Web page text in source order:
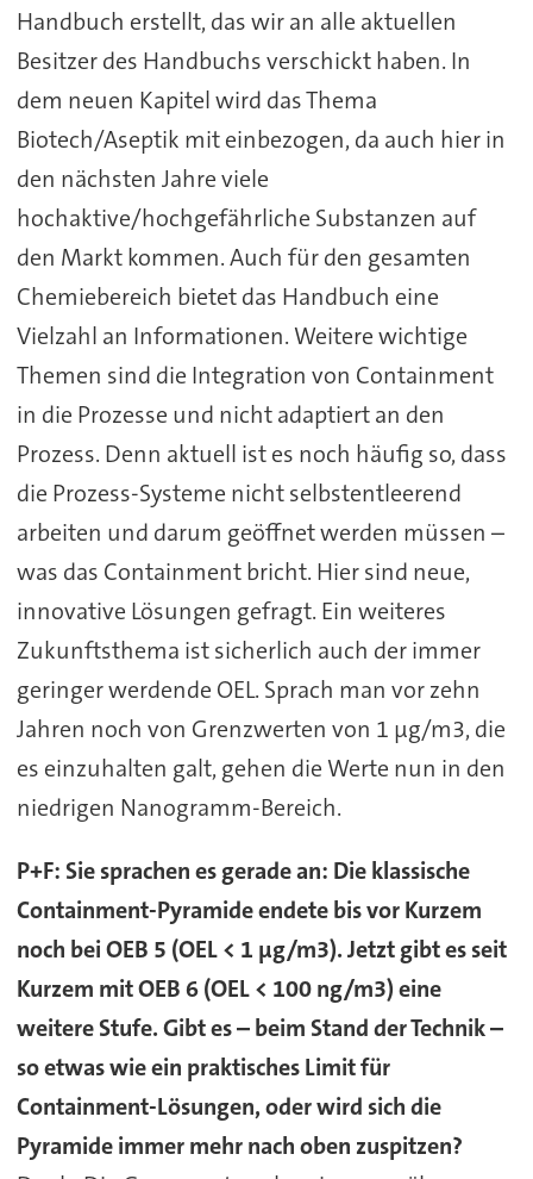
Handbuch erstellt, das wir an alle aktuellen
Besitzer des Handbuchs verschickt haben. In
dem neuen Kapitel wird das Thema
Biotech/Aseptik mit einbezogen, da auch hier in
den nächsten Jahre viele
hochaktive/hochgefährliche Substanzen auf
den Markt kommen. Auch für den gesamten
Chemiebereich bietet das Handbuch eine
Vielzahl an Informationen. Weitere wichtige
Themen sind die Integration von Containment
in die Prozesse und nicht adaptiert an den
Prozess. Denn aktuell ist es noch häufig so, dass
die Prozess-Systeme nicht selbstentleerend
arbeiten und darum geöffnet werden müssen –
was das Containment bricht. Hier sind neue,
innovative Lösungen gefragt. Ein weiteres
Zukunftsthema ist sicherlich auch der immer
geringer werdende OEL. Sprach man vor zehn
Jahren noch von Grenzwerten von 1 µg/m3, die
es einzuhalten galt, gehen die Werte nun in den
niedrigen Nanogramm-Bereich.
P+F: Sie sprachen es gerade an: Die klassische
Containment-Pyramide endete bis vor Kurzem
noch bei OEB 5 (OEL < 1 µg/m3). Jetzt gibt es seit
Kurzem mit OEB 6 (OEL < 100 ng/m3) eine
weitere Stufe. Gibt es – beim Stand der Technik –
so etwas wie ein praktisches Limit für
Containment-Lösungen, oder wird sich die
Pyramide immer mehr nach oben zuspitzen?